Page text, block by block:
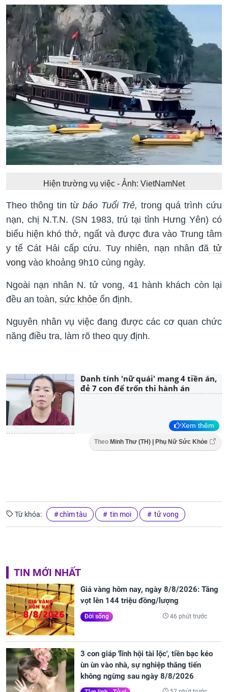
Hiện trường vụ việc - Ảnh: VietNamNet
Theo thông tin từ báo Tuổi Trẻ, trong quá trình cứu
nạn, chị N.T.N. (SN 1983, trú tại tỉnh Hưng Yên) có
biểu hiện khó thở, ngất và được đưa vào Trung tâm
y tế Cát Hải cấp cứu. Tuy nhiên, nạn nhân đã tử
vong vào khoảng 9h10 cùng ngày.
Ngoài nạn nhân N. tử vong, 41 hành khách còn lại
đều an toàn, sức khỏe ổn định.
Nguyên nhân vụ việc đang được các cơ quan chức
năng điều tra, làm rõ theo quy định.
Danh tính 'nữ quái' mang 4 tiền án,
đẻ 7 con để trốn thi hành án
Xem thêm
Theo Minh Thư (TH) | Phụ Nữ Sức Khỏe
Từ khóa: chìm tàu tin moi tử vong
TIN MỚI NHẤT
Giá vàng hôm nay, ngày 8/8/2026: Tăng
vọt lên 144 triệu đồng/lượng
Đời sống 46 phút trước
3 con giáp 'lĩnh hội tài lộc', tiền bạc kéo
ùn ùn vào nhà, sự nghiệp thăng tiến
không ngừng sau ngày 8/8/2026